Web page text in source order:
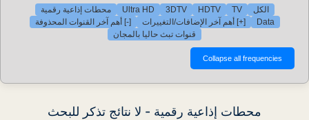
الكل TV
HDTV
3DTV
Ultra HD
محطات إذاعية رقمية
Data
[+] أهم آخر الإضافات/التغييرات
[-] أهم آخر القنوات المحذوفة
قنوات تبث حاليا بالمجان
محطات إذاعية رقمية - لا نتائج تذكر للبحث